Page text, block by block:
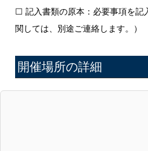
☐ 記入書類の原本：必要事項を記
関しては、別途ご連絡します。）
開催場所の詳細